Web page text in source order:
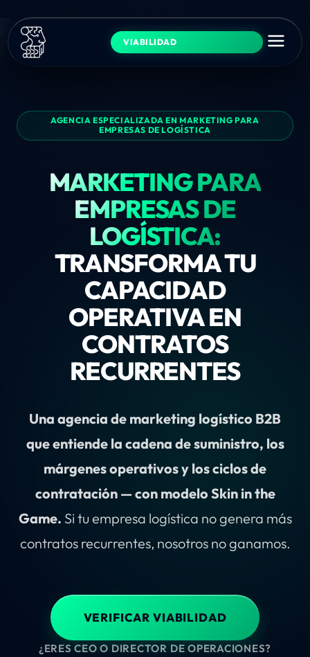
VIABILIDAD
AGENCIA ESPECIALIZADA EN MARKETING PARA
EMPRESAS DE LOGÍSTICA
MARKETING PARA
EMPRESAS DE
LOGÍSTICA:
TRANSFORMA TU
CAPACIDAD
OPERATIVA EN
CONTRATOS
RECURRENTES
Una agencia de marketing logístico B2B
que entiende la cadena de suministro, los
márgenes operativos y los ciclos de
contratación — con modelo Skin in the
Game. Si tu empresa logística no genera más
contratos recurrentes, nosotros no ganamos.
VERIFICAR VIABILIDAD
¿ERES CEO O DIRECTOR DE OPERACIONES?